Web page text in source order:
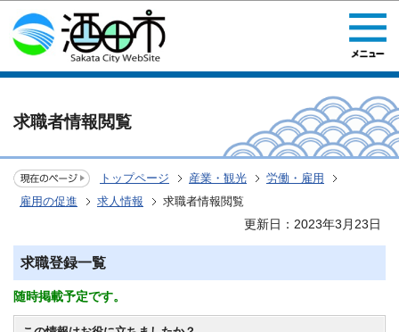
このページの本文へ移動
求職者情報閲覧
トップページ 産業・観光
労働・雇用
雇用の促進
求人情報 求職者情報閲覧
更新日：2023年3月23日
求職登録一覧
随時掲載予定です。